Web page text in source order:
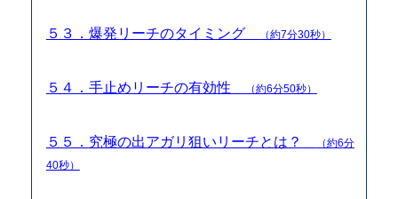
５３．爆発リーチのタイミング （約7分30秒）
５４．手止めリーチの有効性 （約6分50秒）
５５．究極の出アガリ狙いリーチとは？
（約6分
40秒）